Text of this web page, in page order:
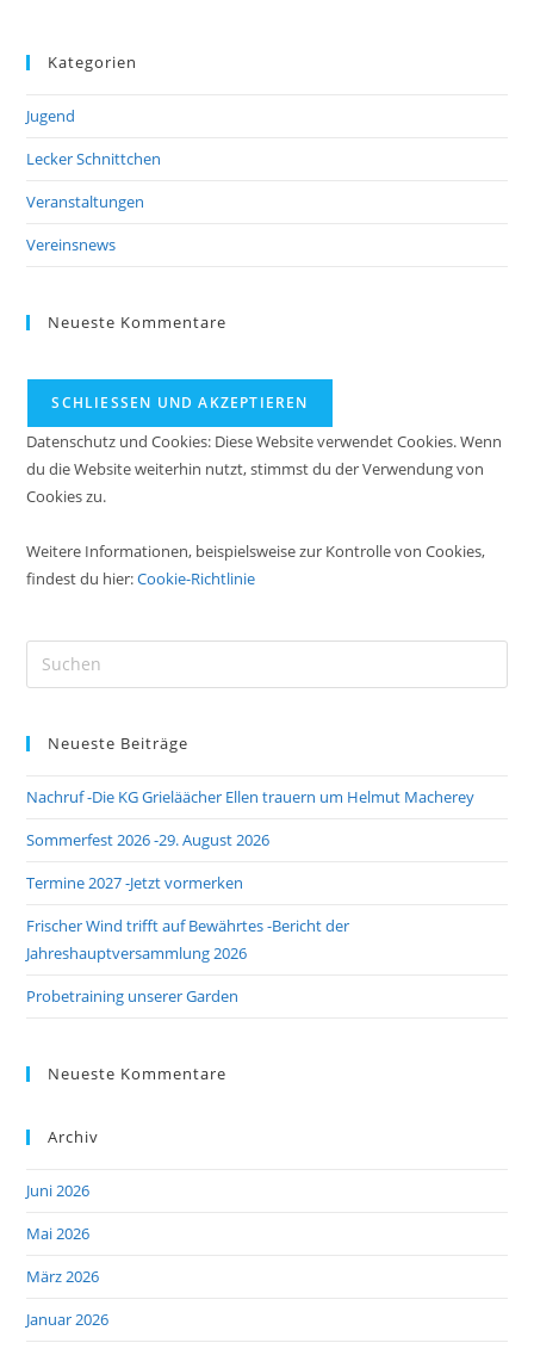
Kategorien
Jugend
Lecker Schnittchen
Veranstaltungen
Vereinsnews
Neueste Kommentare
Datenschutz und Cookies: Diese Website verwendet Cookies. Wenn
du die Website weiterhin nutzt, stimmst du der Verwendung von
Cookies zu.
Weitere Informationen, beispielsweise zur Kontrolle von Cookies,
findest du hier:Cookie-Richtlinie
Neueste Beiträge
Nachruf -Die KG Grieläächer Ellen trauern um Helmut Macherey
Sommerfest 2026 -29. August 2026
Termine 2027 -Jetzt vormerken
Frischer Wind trifft auf Bewährtes -Bericht der
Jahreshauptversammlung 2026
Probetraining unserer Garden
Neueste Kommentare
Archiv
Juni 2026
Mai 2026
März 2026
Januar 2026